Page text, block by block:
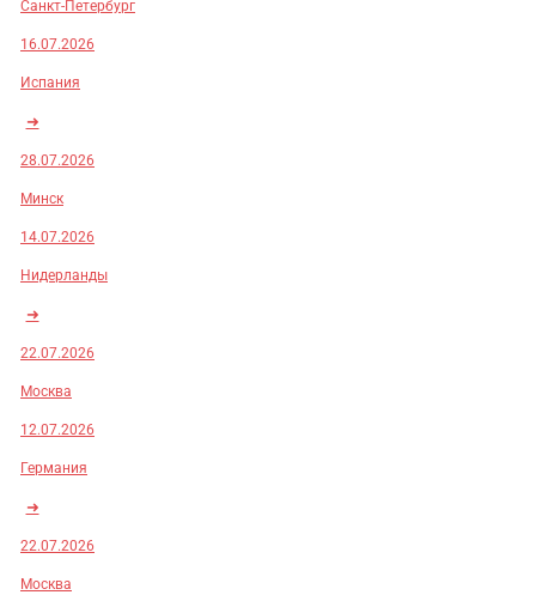
Санкт-Петербург
16.07.2026
Испания
➜
28.07.2026
Минск
14.07.2026
Нидерланды
➜
22.07.2026
Москва
12.07.2026
Германия
➜
22.07.2026
Москва